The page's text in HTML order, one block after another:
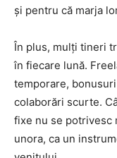
și pentru că marja
În plus, mulți tineri
în fiecare lună.
temporare,
colaborări scurte.
fixe nu se potrivesc
unora, ca un